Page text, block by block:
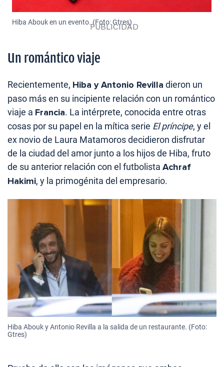
Hiba Abouk en un evento. (Foto: Gtres)
Un romántico viaje
Recientemente, Hiba y Antonio Revilla dieron un
paso más en su incipiente relación con un romántico
viaje a Francia. La intérprete, conocida entre otras
cosas por su papel en la mítica serie El príncipe, y el
ex novio de Laura Matamoros decidieron disfrutar
de la ciudad del amor junto a los hijos de Hiba, fruto
de su anterior relación con el futbolista Achraf
Hakimi, y la primogénita del empresario.
Hiba Abouk y Antonio Revilla a la salida de un restaurante. (Foto:
Gtres)